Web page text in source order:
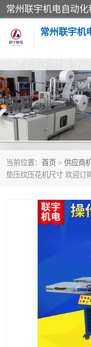
常州联宇机
当前位置： 首页 > 供应商
垫压纹压花机尺寸 欢迎订
压花定型机以及压花
高频热合机
超声波复合压花机
3040凹凸压花机
高频压花压标机